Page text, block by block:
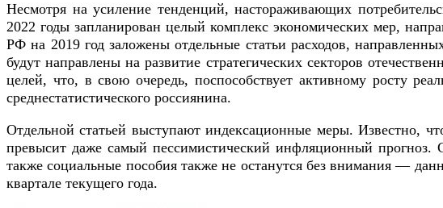
Несмотря на усиление тенденций, настораживающих
2022 годы запланирован целый комплекс экономических мер,
РФ на 2019 год заложены отдельные статьи расходов,
будут направлены на развитие стратегических секторов
целей, что, в свою очередь, поспособствует активному росту
среднестатистического россиянина.
Отдельной статьей выступают индексационные меры. Известно,
превысит даже самый пессимистический инфляционный
также социальные пособия также не останутся без внимания —
квартале текущего года.